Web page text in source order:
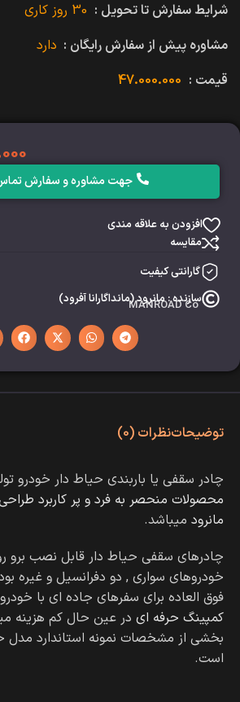
شرایط سفارش تا تحویل : 30 روز کاری
مشاوره پیش از سفارش رایگان : دارد
قیمت : 47.000.000
جهت مشاوره و سفارش
افزودن به علاقه مندی
مقایسه
گارانتی کیفیت
سازنده : مانرود (مانداگارانا آفرود)
MANROAD Co
توضیحاتنظرات (0)
چادر سقفی یا باربندی حیاط دار خودرو
محصولات منحصر به فرد و پر کاربرد
مانرود میباشد.
چادرهای سقفی حیاط دار قابل نصب برو
خودروهای سواری , دو دفرانسیل و غیره
فوق العاده برای سفرهای جاده ای با
کمپینگ حرفه ای در عین حال کم هزینه
بخشی از مشخصات نمونه استاندارد مدل
است.